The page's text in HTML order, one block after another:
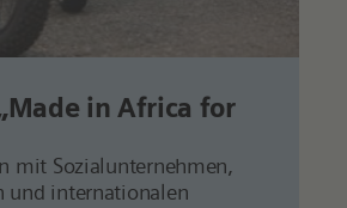
inAfrica for
mit Sozialunternehmen,
und internationalen